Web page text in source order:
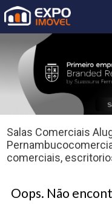
Salas Comerciais
comerciais,
Oops. Não